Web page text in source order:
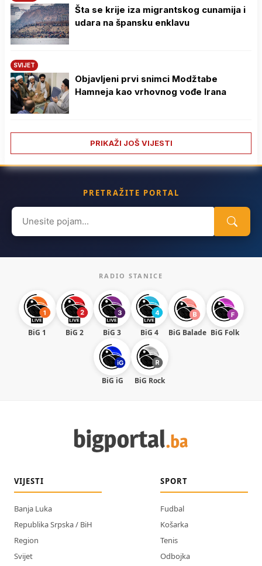
Šta se krije iza migrantskog cunamija i
udara na špansku enklavu
SVIJET
Objavljeni prvi snimci Modžtabe
Hamneja kao vrhovnog vođe Irana
PRIKAŽI JOŠ VIJESTI
PRETRAŽITE PORTAL
Search
for:
RADIO STANICE
BiG 1 BiG 2 BiG 3 BiG 4 BiG Balade BiG Folk
BiG iG BiG Rock
VIJESTI
Banja Luka
Republika Srpska / BiH
Region
Svijet
SPORT
Fudbal
Košarka
Tenis
Odbojka